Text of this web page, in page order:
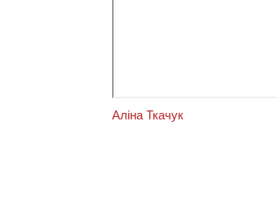
Аліна Ткачук